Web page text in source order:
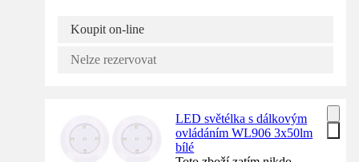
Koupit on-line
Nelze rezervovat
LED světélka s dálkovým
ovládáním WL906 3x50lm
bílé